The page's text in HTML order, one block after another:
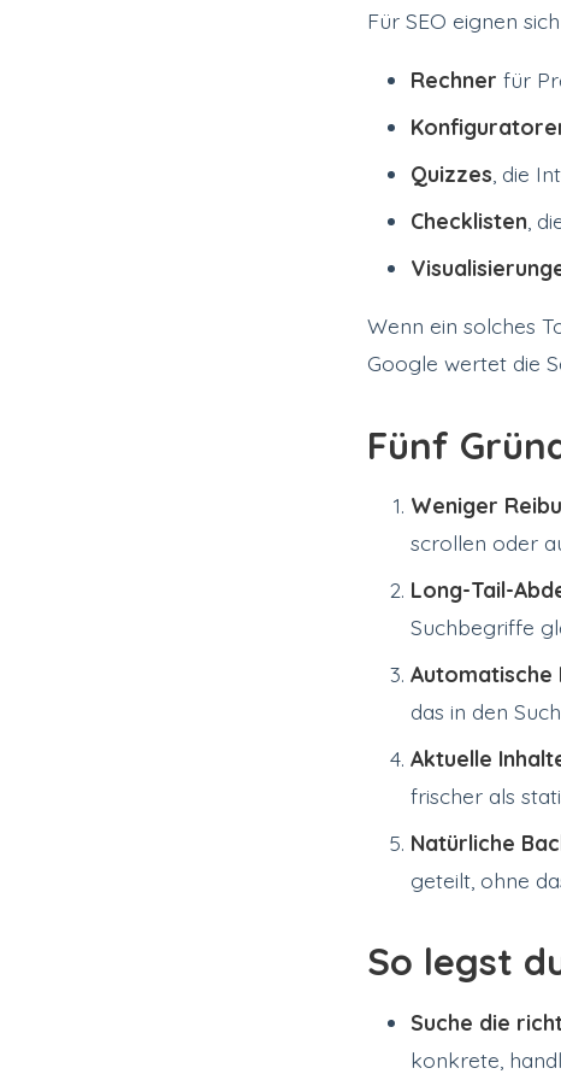
Für SEO eignen
Rechner für
Quizzes , die
Checklisten ,
Wenn ein solches
Google wertet die
Fünf
Weniger
scrollen oder
Long-Tail-
Suchbegriffe
Automatische
das in den
Aktuelle
frischer als
Natürliche
geteilt, ohne
So legst
Suche die
konkrete,